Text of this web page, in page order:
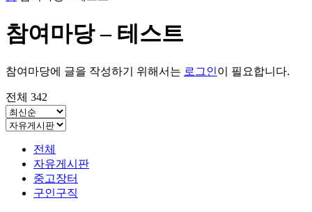
참여마당 – 테스트
참여마당에 글을 작성하기 위해서는 로그인이 필요합니다.
전체 342
전체
자유게시판
중고장터
구인구직